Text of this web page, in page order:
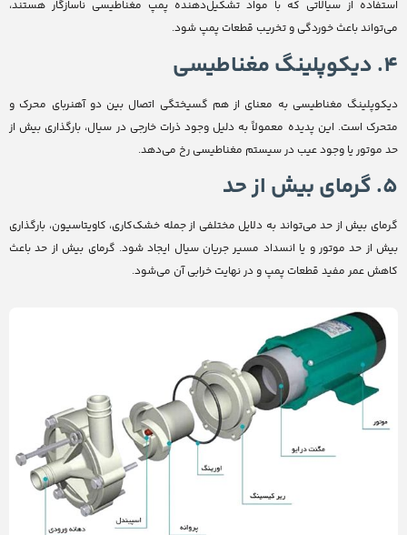
استفاده از سیالاتی که با مواد تشکیل‌دهنده پمپ مغناطیسی ناسازگار هستند،
می‌تواند باعث خوردگی و تخریب قطعات پمپ شود.
4. دیکوپلینگ مغناطیسی
دیکوپلینگ مغناطیسی به معنای از هم گسیختگی اتصال بین دو آهنربای محرک و
متحرک است. این پدیده معمولاً به دلیل وجود ذرات خارجی در سیال، بارگذاری بیش از
حد موتور یا وجود عیب در سیستم مغناطیسی رخ می‌دهد.
5. گرمای بیش از حد
گرمای بیش از حد می‌تواند به دلایل مختلفی از جمله خشک‌کاری، کاویتاسیون، بارگذاری
بیش از حد موتور و یا انسداد مسیر جریان سیال ایجاد شود. گرمای بیش از حد باعث
کاهش عمر مفید قطعات پمپ و در نهایت خرابی آن می‌شود.